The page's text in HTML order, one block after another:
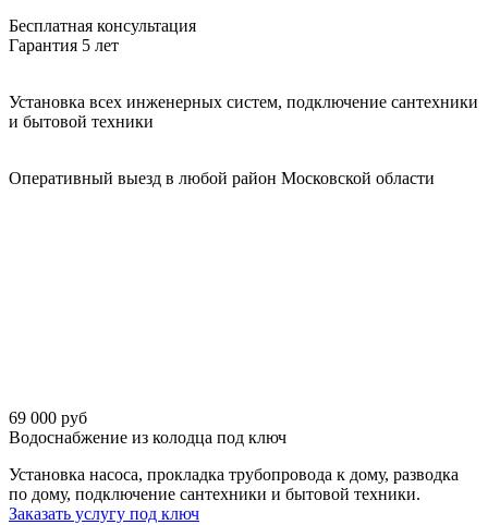
Бесплатная консультация
Гарантия 5 лет
Установка всех инженерных систем, подключение сантехники
и бытовой техники
Оперативный выезд в любой район Московской области
69 000 руб
Водоснабжение из колодца под ключ
Установка насоса, прокладка трубопровода к дому, разводка
по дому, подключение сантехники и бытовой техники.
Заказать услугу под ключ